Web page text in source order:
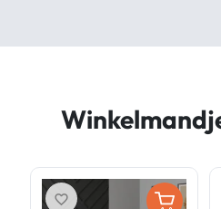
favorite_border